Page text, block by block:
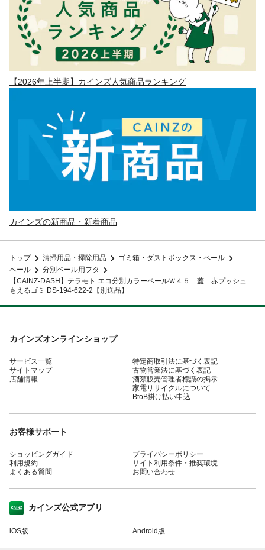
【2026年上半期】カインズ人気商品ランキング
カインズの新商品・新着商品
トップ 清掃用品・掃除用品
ゴミ箱・ダストボックス・ペール
ペール
分別ペール用フタ
【CAINZ-DASH】テラモト エコ分別カラーペールＷ４５ 蓋 赤プッシュ
もえるゴミ DS-194-622-2【別送品】
カインズオンラインショップ
サービス一覧
サイトマップ
店舗情報
特定商取引法に基づく表記
古物営業法に基づく表記
酒類販売管理者標識の掲示
家電リサイクルについて
BtoB掛け払い申込
お客様サポート
ショッピングガイド
利用規約
よくある質問
プライバシーポリシー
サイト利用条件・推奨環境
お問い合わせ
カインズ公式アプリ
iOS版 Android版